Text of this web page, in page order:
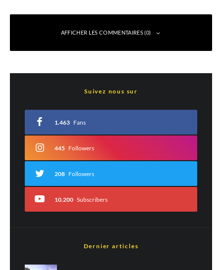
AFFICHER LES COMMENTAIRES (0)
*
Commentaire*
Suivez nous sur
1.463 Fans
445 Followers
208 Followers
10.200 Subscribers
Dernier articles